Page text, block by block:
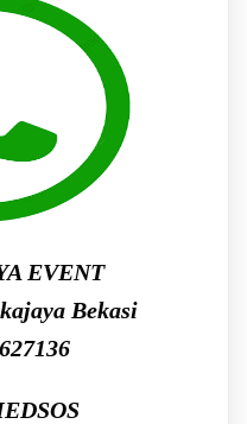
EVENT
Bekasi